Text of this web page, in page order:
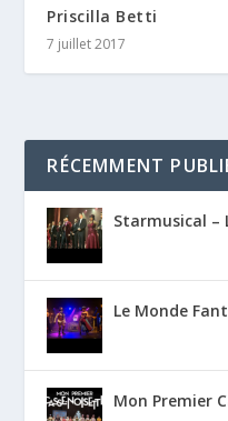
Priscilla Betti
7 juillet 2017
RÉCEMMENT
Starmusical –
Le Monde
Mon Premier